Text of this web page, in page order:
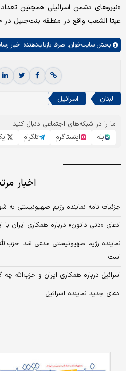
«نیروهای دشمن اسرائیلی همچنین
عیتا الشعب واقع در منطقه بنت‌جبیل در
بخش سایت‌خوان، صرفا بازتاب‌دهنده اخبار
لبنان اسرائیل
ما را در شبکه‌های اجتماعی دنبال کنید
بله
اینستاگرم تلگرام
اخبار
جزئیات نامه نماینده رژیم صهیونیستی به
ادعای «دنی دانون» درباره همکاری ایران با
نماینده رژیم صهیونیستی مدعی شد:
است
اسرائیل درباره همکاری ایران و حزب‌الله
ادعای جدید نماینده اسرائیل